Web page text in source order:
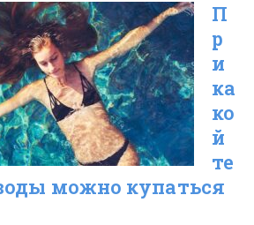
перед
поездкой
в
Индию
П
р
и
ка
ко
й
те
можно купаться